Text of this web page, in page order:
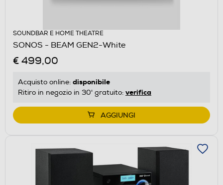
SOUNDBAR E HOME THEATRE
SONOS - BEAM GEN2-White
€ 499,00
Acquisto online: disponibile
Ritiro in negozio in 30' gratuito: verifica
AGGIUNGI